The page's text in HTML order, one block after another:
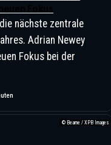
nächste zentrale
Adrian Newey
Fokus bei der
© Bearne / XPB Images